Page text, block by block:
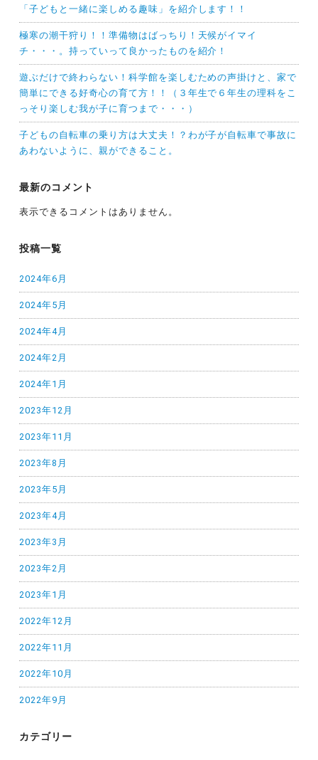
「子どもと一緒に楽しめる趣味」を紹介します！！
極寒の潮干狩り！！準備物はばっちり！天候がイマイ
チ・・・。持っていって良かったものを紹介！
遊ぶだけで終わらない！科学館を楽しむための声掛けと、家で
簡単にできる好奇心の育て方！！（３年生で６年生の理科をこ
っそり楽しむ我が子に育つまで・・・）
子どもの自転車の乗り方は大丈夫！？わが子が自転車で事故に
あわないように、親ができること。
最新のコメント
表示できるコメントはありません。
投稿一覧
2024年6月
2024年5月
2024年4月
2024年2月
2024年1月
2023年12月
2023年11月
2023年8月
2023年5月
2023年4月
2023年3月
2023年2月
2023年1月
2022年12月
2022年11月
2022年10月
2022年9月
カテゴリー